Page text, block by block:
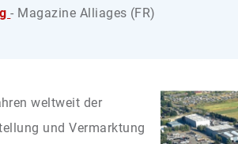
- Magazine Alliages (FR)
weltweit der
und Vermarktung